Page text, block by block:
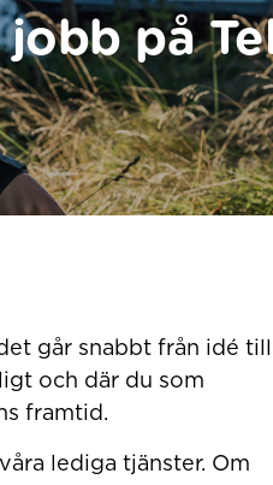
jobb på
går snabbt från idé till
och där du som
framtid.
lediga tjänster. Om